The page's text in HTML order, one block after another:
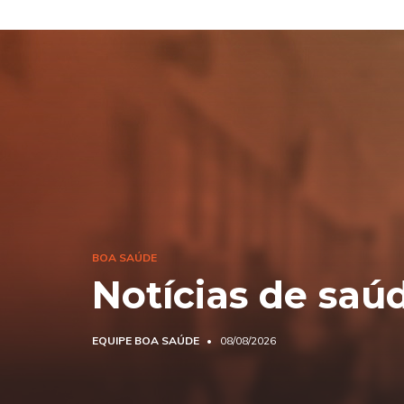
BOA SAÚDE
Notícias de
EQUIPE BOA SAÚDE 08/08/2026